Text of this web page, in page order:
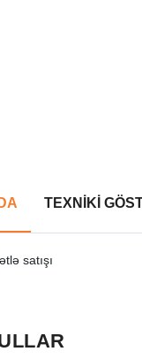
TEXNİKİ
satışı